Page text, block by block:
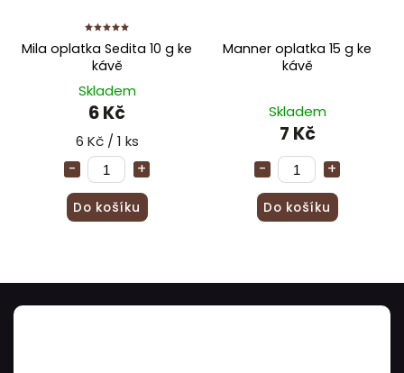
Mila oplatka Sedita 10 g ke
kávě
Skladem
6 Kč
6 Kč / 1 ks
Do košíku
Manner oplatka 15 g ke
kávě
Skladem
7 Kč
Do košíku